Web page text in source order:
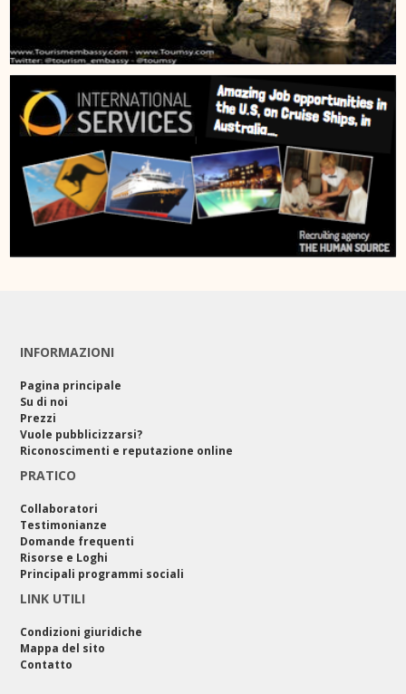
INFORMAZIONI
Pagina principale
Su di noi
Prezzi
Vuole pubblicizzarsi?
Riconoscimenti e reputazione online
PRATICO
Collaboratori
Testimonianze
Domande frequenti
Risorse e Loghi
Principali programmi sociali
LINK UTILI
Condizioni giuridiche
Mappa del sito
Contatto